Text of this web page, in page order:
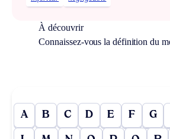
À découvrir
Connaissez-vous la définition du
A B C D E F G